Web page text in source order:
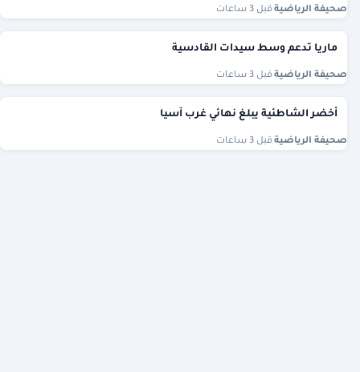
صحيفة الرياضية قبل 3 ساعات
ماريا تدعم وسط سيدات القادسية
صحيفة الرياضية قبل 3 ساعات
أخضر الشاطئية يبلغ نهائي غرب آسيا
صحيفة الرياضية قبل 3 ساعات